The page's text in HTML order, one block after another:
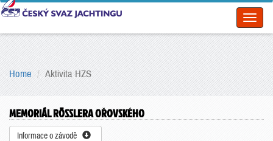
Home Aktivita HZS
MEMORIÁL RÖSSLERA OŘOVSKÉHO
Informace o závodě